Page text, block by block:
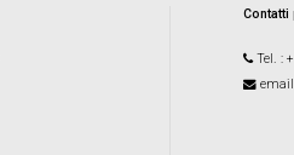
Tel. :
email